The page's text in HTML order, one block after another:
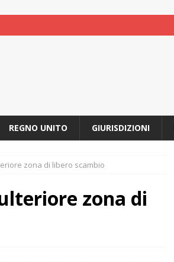
REGNO UNITO GIURISDIZIONI
zona di libero scambio
zona di